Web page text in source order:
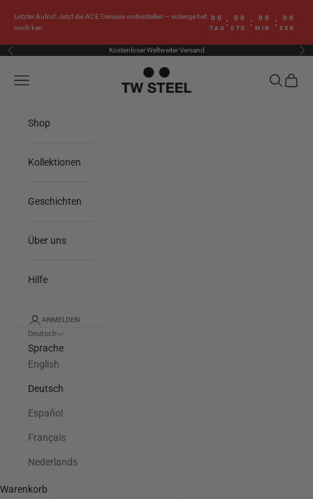
Letzter Aufruf: Jetzt die ACE Genesis vorbestellen – solange het
noch kan
00
TAG
: 00
STD.
: 00
MIN.
: 00
SEK.
Zurück Kostenloser Weltweiter Versand Vor
TW Steel
Menü Suchen
Shop
Kollektionen
Geschichten
Über uns
Hilfe
ANMELDEN
Deutsch
Sprache
English
Deutsch
Español
Français
Nederlands
Warenkorb